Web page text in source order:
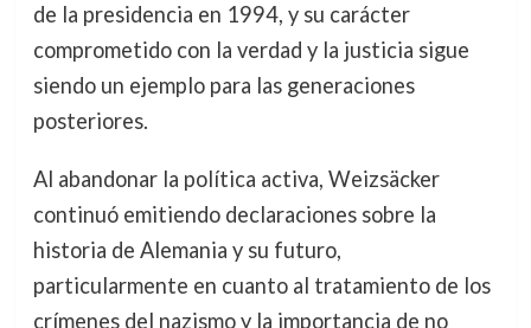
de la presidencia en 1994, y su carácter
comprometido con la verdad y la justicia sigue
siendo un ejemplo para las generaciones
posteriores.
Al abandonar la política activa, Weizsäcker
continuó emitiendo declaraciones sobre la
historia de Alemania y su futuro,
particularmente en cuanto al tratamiento de los
crímenes del nazismo y la importancia de no